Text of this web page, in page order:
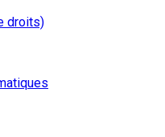
droits)